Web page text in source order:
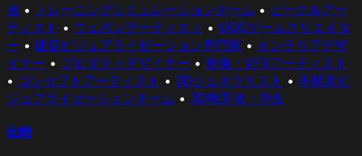
者 • トレーニングシミュレーションチーム • ビークルアー
ティスト • ウェポンアーティスト • UGCゲームクリエイタ
ー • 建築ビジュアライゼーション専門家 • インテリアデザ
イナー • プロダクトデザイナー • 映像・VFXアーティスト
• コンセプトアーティスト • 3Dジェネラリスト • 不動産ビ
ジュアライゼーションチーム • 3D教育者・学生
比較